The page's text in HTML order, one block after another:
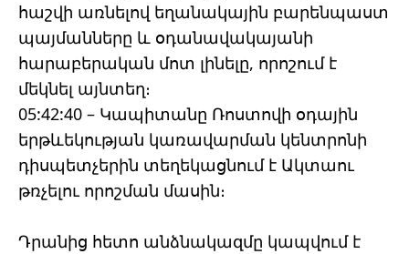
հաշվի առնելով եղանակային բարենպաստ
պայմանները և օդանավակայանի
հարաբերական մոտ լինելը, որոշում է
մեկնել այնտեղ։
05:42:40 – Կապիտանը Ռոստովի օդային
երթևեկության կառավարման կենտրոնի
դիսպետչերին տեղեկացնում է Ակտաու
թռչելու որոշման մասին։
Դրանից հետո անձնակազմը կապվում է